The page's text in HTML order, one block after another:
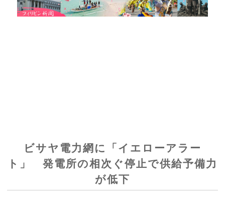
ビサヤ電力網に「イエローアラー
ト」 発電所の相次ぐ停止で供給予備力
が低下